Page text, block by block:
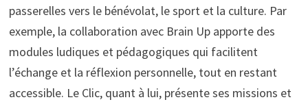
passerelles vers le bénévolat, le sport et la culture. Par
exemple, la collaboration avec Brain Up apporte des
modules ludiques et pédagogiques qui facilitent
l’échange et la réflexion personnelle, tout en restant
accessible. Le Clic, quant à lui, présente ses missions et